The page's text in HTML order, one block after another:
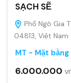
SẠCH SẼ
Phố Ngô Gia
04813, Việt Nam
MT - Mặt
6.000.000